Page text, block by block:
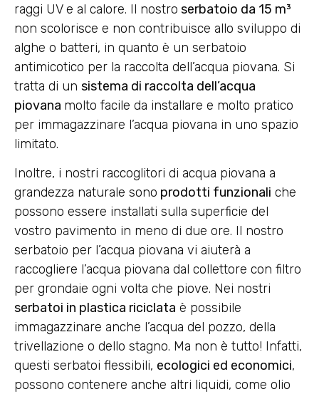
raggi UV e al calore. Il nostro serbatoio da 15 m³
non scolorisce e non contribuisce allo sviluppo di
alghe o batteri, in quanto è un serbatoio
antimicotico per la raccolta dell’acqua piovana. Si
tratta di un sistema di raccolta dell’acqua
piovana molto facile da installare e molto pratico
per immagazzinare l’acqua piovana in uno spazio
limitato.
Inoltre, i nostri raccoglitori di acqua piovana a
grandezza naturale sono prodotti funzionali che
possono essere installati sulla superficie del
vostro pavimento in meno di due ore. Il nostro
serbatoio per l’acqua piovana vi aiuterà a
raccogliere l’acqua piovana dal collettore con filtro
per grondaie ogni volta che piove. Nei nostri
serbatoi in plastica riciclata è possibile
immagazzinare anche l’acqua del pozzo, della
trivellazione o dello stagno. Ma non è tutto! Infatti,
questi serbatoi flessibili, ecologici ed economici,
possono contenere anche altri liquidi, come olio